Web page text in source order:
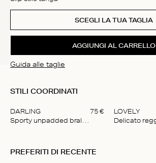
SCEGLI LA TUA TAGLIA
Guida alle taglie
AGGIUNGI AL CARRELLO
STILI COORDINATI
DARLING
Sporty unpadded bralette
75 € LOVELY
of
PREFERITI DI RECENTE